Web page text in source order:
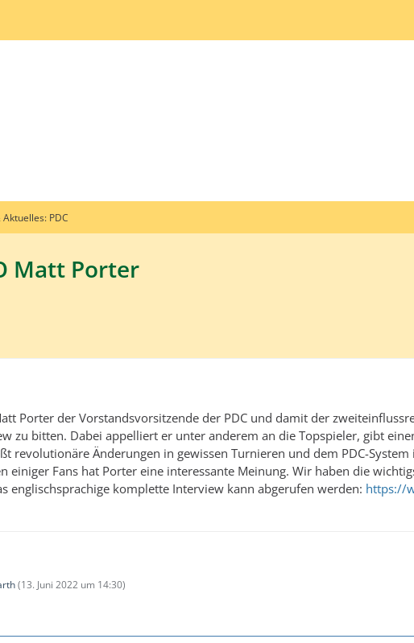
Aktuelles: PDC
Matt Porter
Porter der Vorstandsvorsitzende der PDC und damit der
zu bitten. Dabei appelliert er unter anderem an die Topspieler, gibt
revolutionäre Änderungen in gewissen Turnieren und dem PDC-
einiger Fans hat Porter eine interessante Meinung. Wir haben die
englischsprachige komplette Interview kann abgerufen werden: https://
(13. Juni 2022 um 14:30)